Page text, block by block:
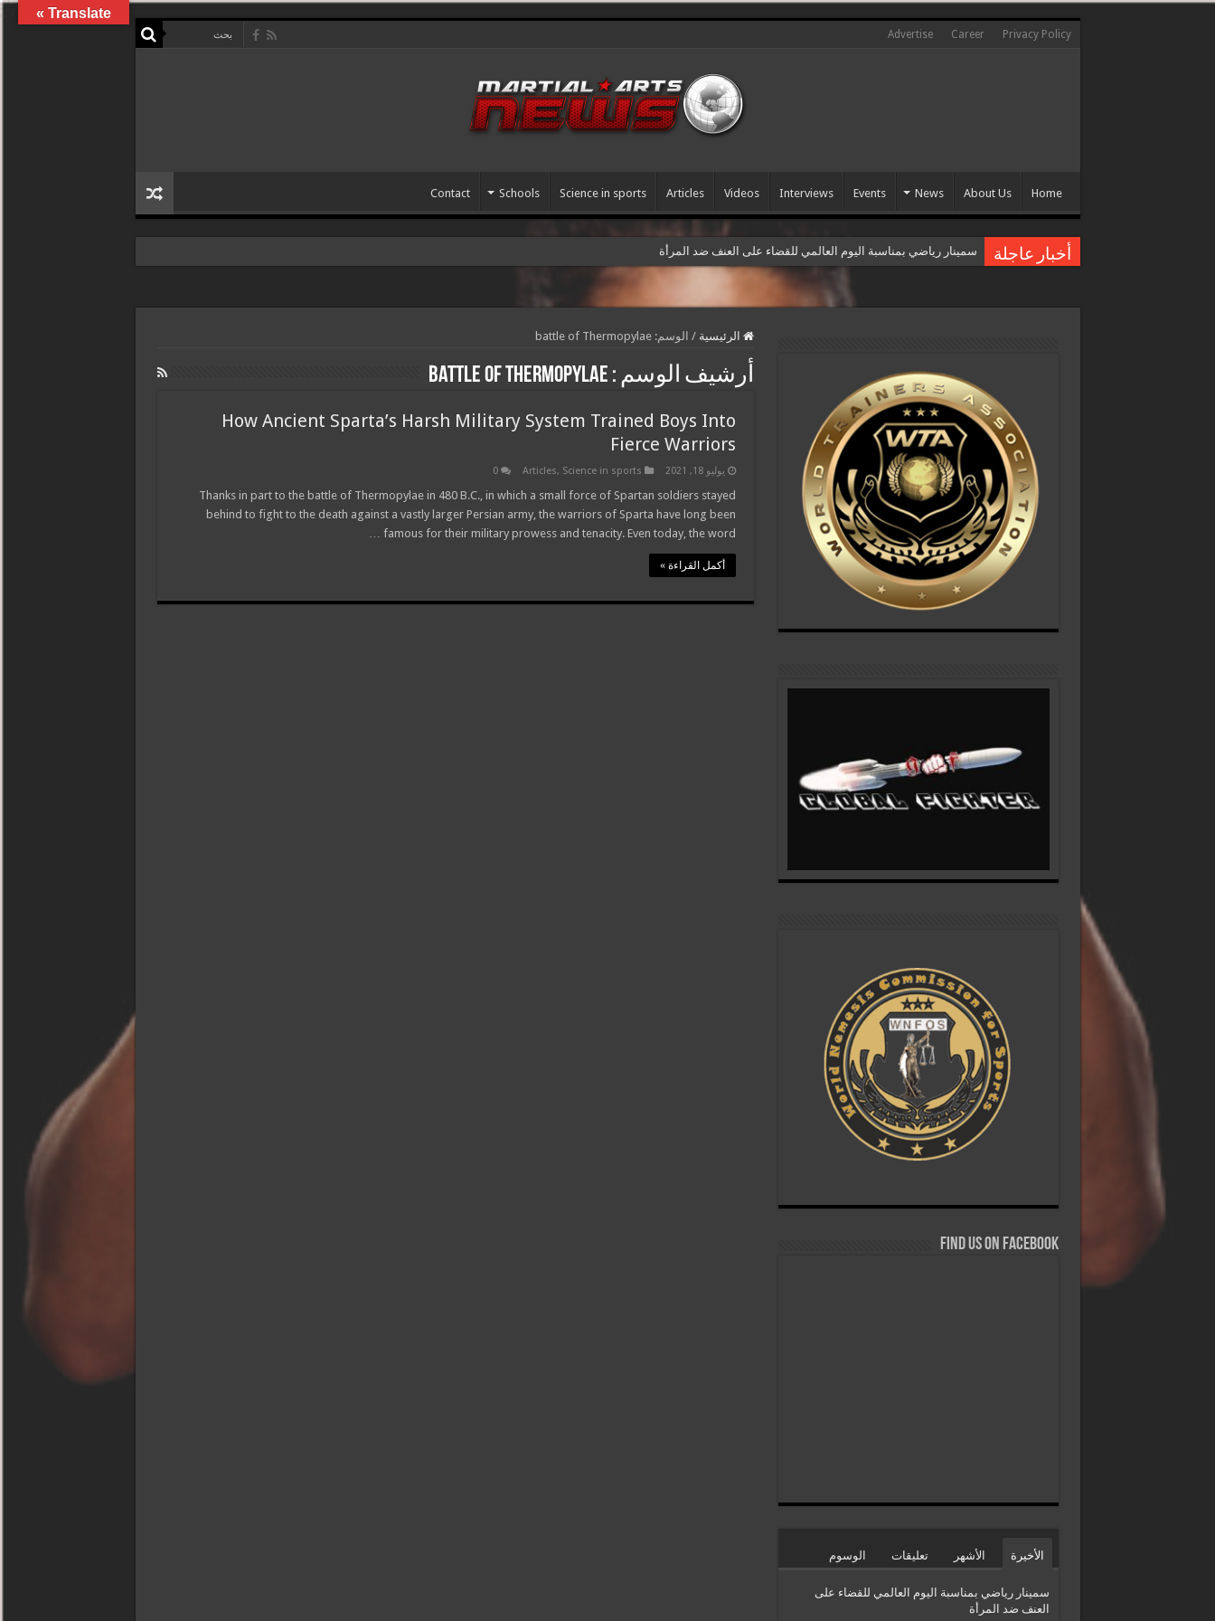
Privacy Policy
Career
Advertise
Home
About Us
News
Events
Interviews
Videos
Articles
Science in sports
Schools
Contact
أخبار عاجلة سمينار رياضي بمناسبة اليوم العالمي للقضاء على العنف ضد المرأة
الرئيسية / الوسم:battle of Thermopylae
أرشيف الوسم : battle of Thermopylae
How Ancient Sparta’s Harsh Military System Trained Boys Into
Fierce Warriors
يوليو 18, 2021 Articles, Science in sports
0
Thanks in part to the battle of Thermopylae in 480 B.C., in which a small force of Spartan soldiers stayed
behind to fight to the death against a vastly larger Persian army, the warriors of Sparta have long been
famous for their military prowess and tenacity. Even today, the word …
أكمل القراءة »
Find us on Facebook
الأخيرة الأشهر تعليقات الوسوم
سمينار رياضي بمناسبة اليوم العالمي للقضاء على
العنف ضد المرأة
Translate »